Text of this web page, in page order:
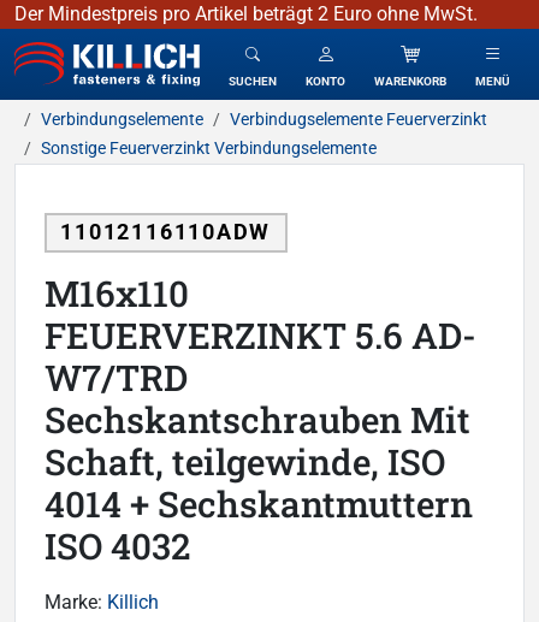
Der Mindestpreis pro Artikel beträgt 2 Euro ohne MwSt.
KILLICH - Verbindungselemente
SUCHEN KONTO WARENKORB MENÜ
Verbindungselemente
Verbindugselemente Feuerverzinkt
Sonstige Feuerverzinkt Verbindungselemente
11012116110ADW
M16x110
FEUERVERZINKT 5.6 AD-
W7/TRD
Sechskantschrauben Mit
Schaft, teilgewinde, ISO
4014 + Sechskantmuttern
ISO 4032
Marke: Killich